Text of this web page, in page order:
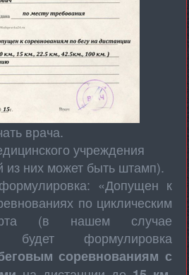
врача.
учреждения
из них может быть штамп).
«Допущен к
по циклическим
(в нашем случае
будет формулировка
соревнованиям с